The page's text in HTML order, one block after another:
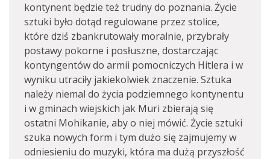
kontynent będzie też trudny do poznania. Życie
sztuki było dotąd regulowane przez stolice,
które dziś zbankrutowały moralnie, przybrały
postawy pokorne i posłuszne, dostarczając
kontyngentów do armii pomocniczych Hitlera i w
wyniku utraciły jakiekolwiek znaczenie. Sztuka
należy niemal do życia podziemnego kontynentu
i w gminach wiejskich jak Muri zbierają się
ostatni Mohikanie, aby o niej mówić. Życie sztuki
szuka nowych form i tym dużo się zajmujemy w
odniesieniu do muzyki, która ma dużą przyszłość